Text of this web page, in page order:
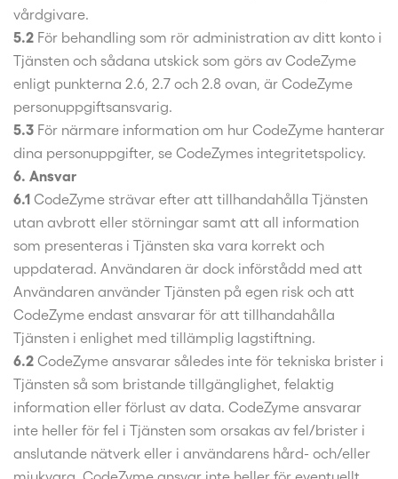
vårdgivare.
5.2 För behandling som rör administration av ditt konto i
Tjänsten och sådana utskick som görs av CodeZyme
enligt punkterna 2.6, 2.7 och 2.8 ovan, är CodeZyme
personuppgiftsansvarig.
5.3 För närmare information om hur CodeZyme hanterar
dina personuppgifter, se CodeZymes integritetspolicy.
6. Ansvar
6.1 CodeZyme strävar efter att tillhandahålla Tjänsten
utan avbrott eller störningar samt att all information
som presenteras i Tjänsten ska vara korrekt och
uppdaterad. Användaren är dock införstådd med att
Användaren använder Tjänsten på egen risk och att
CodeZyme endast ansvarar för att tillhandahålla
Tjänsten i enlighet med tillämplig lagstiftning.
6.2 CodeZyme ansvarar således inte för tekniska brister i
Tjänsten så som bristande tillgänglighet, felaktig
information eller förlust av data. CodeZyme ansvarar
inte heller för fel i Tjänsten som orsakas av fel/brister i
anslutande nätverk eller i användarens hård- och/eller